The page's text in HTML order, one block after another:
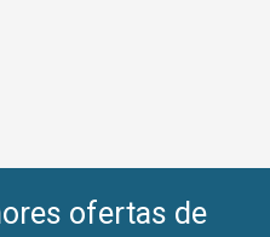
ofertas de